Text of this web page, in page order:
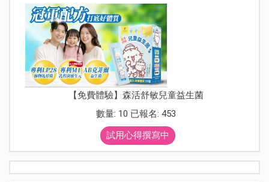
【免費體驗】森活舒敏兒童益生菌
數量: 10 已報名: 453
試用心得撰寫中